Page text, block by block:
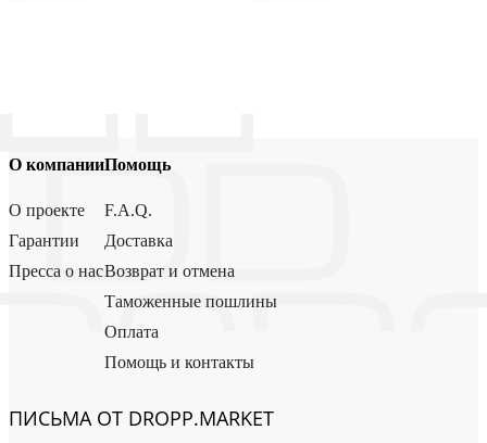
О компании
О проекте
Гарантии
Пресса о нас
Помощь
F.A.Q.
Доставка
Возврат и отмена
Таможенные пошлины
Оплата
Помощь и контакты
ПИСЬМА ОТ DROPP.MARKET